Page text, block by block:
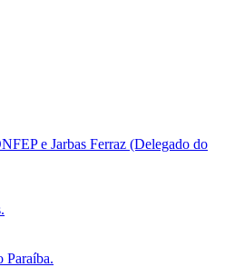
e Jarbas Ferraz (Delegado do
Paraíba.